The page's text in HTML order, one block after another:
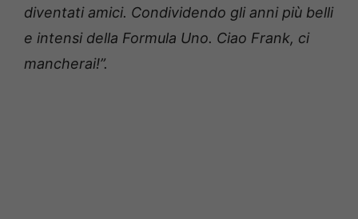
diventati amici. Condividendo gli anni più belli
e intensi della Formula Uno. Ciao Frank, ci
mancherai!”.